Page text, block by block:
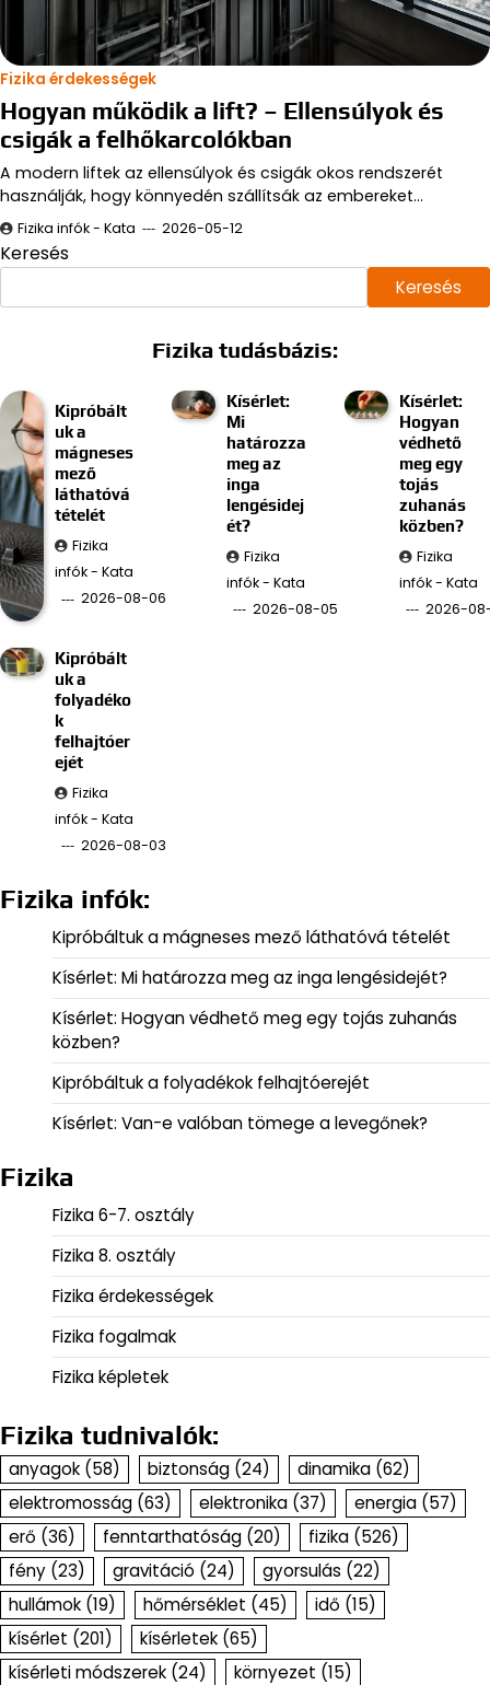
Fizika érdekességek
Hogyan működik a lift? – Ellensúlyok és
csigák a felhőkarcolókban
A modern liftek az ellensúlyok és csigák okos rendszerét
használják, hogy könnyedén szállítsák az embereket…
Fizika infók - Kata 2026-05-12
Keresés
Keresés
Fizika tudásbázis:
Kipróbált
uk a
mágneses
mező
láthatóvá
tételét
Fizika
infók - Kata
2026-08-06
Kísérlet:
Mi
határozza
meg az
inga
lengésidej
ét?
Fizika
infók - Kata
2026-08-05
Kísérlet:
Hogyan
védhető
meg egy
tojás
zuhanás
közben?
Fizika
infók - Kata
2026-
Kipróbált
uk a
folyadéko
k
felhajtóer
ejét
Fizika
infók - Kata
2026-08-03
Fizika infók:
Kipróbáltuk a mágneses mező láthatóvá tételét
Kísérlet: Mi határozza meg az inga lengésidejét?
Kísérlet: Hogyan védhető meg egy tojás zuhanás
közben?
Kipróbáltuk a folyadékok felhajtóerejét
Kísérlet: Van-e valóban tömege a levegőnek?
Fizika
Fizika 6-7. osztály
Fizika 8. osztály
Fizika érdekességek
Fizika fogalmak
Fizika képletek
Fizika tudnivalók:
anyagok (58) biztonság (24) dinamika (62)
elektromosság (63) elektronika (37) energia (57)
erő (36) fenntarthatóság (20) fizika (526)
fény (23) gravitáció (24) gyorsulás (22)
hullámok (19) hőmérséklet (45) idő (15)
kísérlet (201) kísérletek (65)
kísérleti módszerek (24) környezet (15)